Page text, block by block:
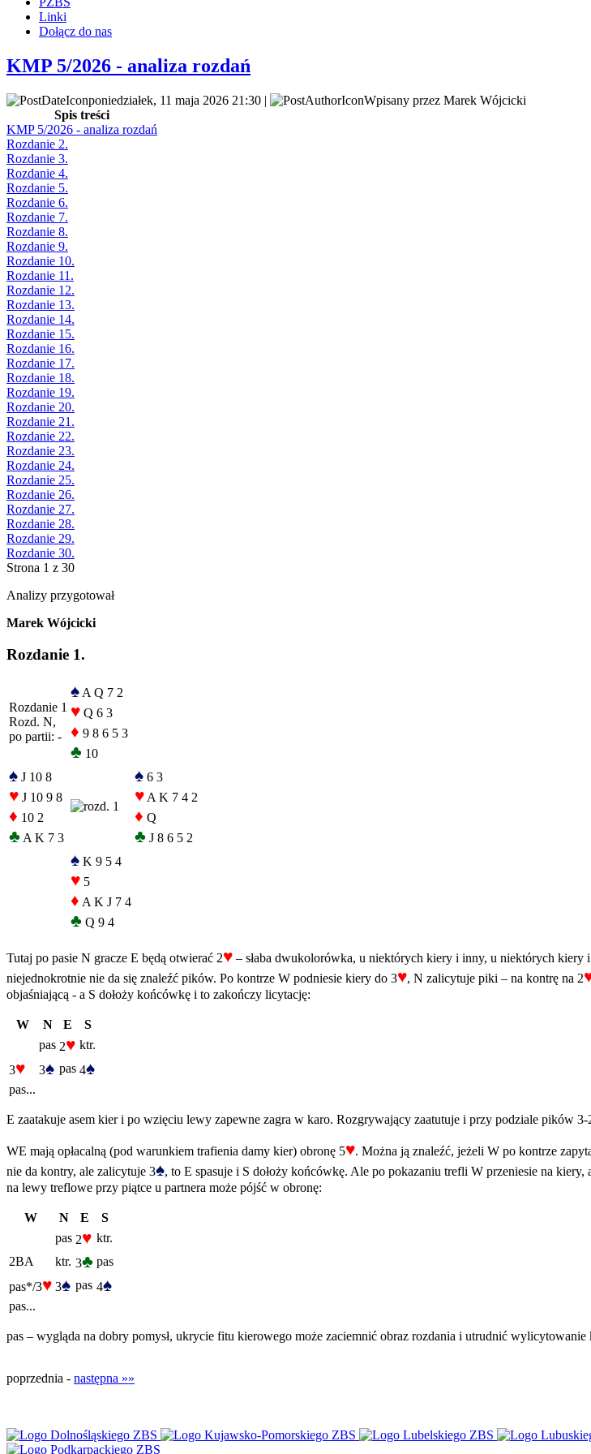
Linki
Dołącz do nas
KMP 5/2026 - analiza rozdań
poniedziałek, 11 maja 2026 21:30 |
Wpisany przez Marek Wójcicki
Spis treści
KMP 5/2026 - analiza rozdań
Rozdanie 2.
Rozdanie 3.
Rozdanie 4.
Rozdanie 5.
Rozdanie 6.
Rozdanie 7.
Rozdanie 8.
Rozdanie 9.
Rozdanie 10.
Rozdanie 11.
Rozdanie 12.
Rozdanie 13.
Rozdanie 14.
Rozdanie 15.
Rozdanie 16.
Rozdanie 17.
Rozdanie 18.
Rozdanie 19.
Rozdanie 20.
Rozdanie 21.
Rozdanie 22.
Rozdanie 23.
Rozdanie 24.
Rozdanie 25.
Rozdanie 26.
Rozdanie 27.
Rozdanie 28.
Rozdanie 29.
Rozdanie 30.
Strona 1 z 30
Analizy przygotował
Marek Wójcicki
Rozdanie 1.
Rozdanie 1
Rozd. N,
po partii: -
♠ A Q 7 2
♥ Q 6 3
♦ 9 8 6 5 3
♣ 10
♠ J 10 8
♥ J 10 9 8
♦ 10 2
♣ A K 7 3
♠ 6 3
♥ A K 7 4 2
♦ Q
♣ J 8 6 5 2
♠ K 9 5 4
♥ 5
♦ A K J 7 4
♣ Q 9 4
Tutaj po pasie N gracze E będą otwierać 2♥ – słaba dwukolorówka, u niektórych kiery i inny, u niektórych kiery i
niejednokrotnie nie da się znaleźć pików. Po kontrze W podniesie kiery do 3♥, N zalicytuje piki – na kontrę na 2
objaśniającą - a S dołoży końcówkę i to zakończy licytację:
W N E
S
pas 2♥ ktr.
3♥ 3♠ pas 4♠
pas...
E zaatakuje asem kier i po wzięciu lewy zapewne zagra w karo. Rozgrywający zaatutuje i przy podziale pików
WE mają opłacalną (pod warunkiem trafienia damy kier) obronę 5♥. Można ją znaleźć, jeżeli W po kontrze
nie da kontry, ale zalicytuje 3♠, to E spasuje i S dołoży końcówkę. Ale po pokazaniu trefli W przeniesie na kiery,
na lewy treflowe przy piątce u partnera może pójść w obronę:
W N E
S
pas 2♥ ktr.
2BA
ktr. 3♣ pas
pas*/3♥ 3♠ pas 4♠
pas...
pas – wygląda na dobry pomysł, ukrycie fitu kierowego może zaciemnić obraz rozdania i utrudnić
poprzednia - następna »»